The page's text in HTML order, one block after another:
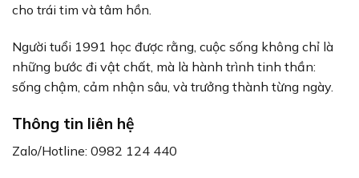
cho trái tim và tâm hồn.
Người tuổi 1991 học được rằng, cuộc sống không chỉ là
những bước đi vật chất, mà là hành trình tinh thần:
sống chậm, cảm nhận sâu, và trưởng thành từng ngày.
Thông tin liên hệ
Zalo/Hotline: 0982 124 440